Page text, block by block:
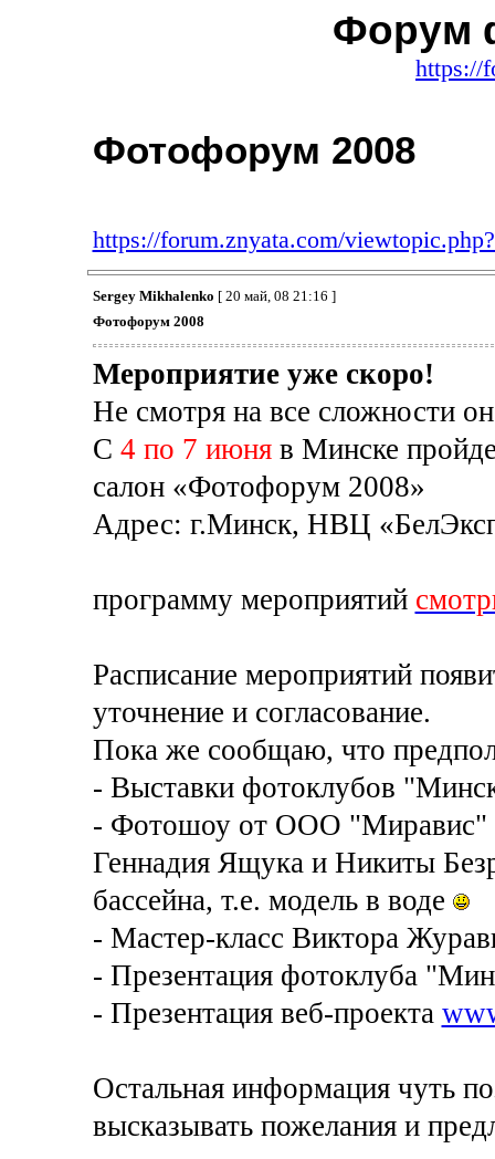
Форум
https://
Фотофорум 2008
https://forum.znyata.com/
Sergey Mikhalenko [ 20 май, 08 21:16 ]
Фотофорум 2008
Мероприятие уже скоро!
Не смотря на все сложности
С 4 по 7 июня в Минске
салон «Фотофорум 2008»
Адрес: г.Минск, НВЦ
программу мероприятий
Расписание мероприятий
уточнение и согласование.
Пока же сообщаю, что
- Выставки фотоклубов
- Фотошоу от ООО "Миравис" -
Геннадия Ящука и Никиты
бассейна, т.е. модель в воде
- Мастер-класс Виктора
- Презентация фотоклуба
- Презентация веб-проекта
Остальная информация чуть
высказывать пожелания и